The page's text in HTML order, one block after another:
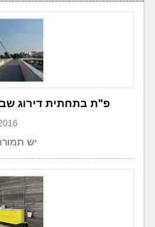
פ"ת בתחתית דירוג
יש